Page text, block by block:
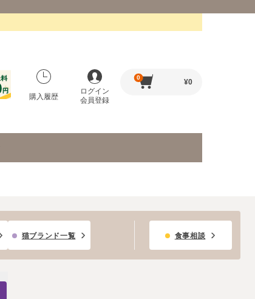
購入履歴
ログイン
会員登録
0
¥0
猫ブランド一覧 食事相談